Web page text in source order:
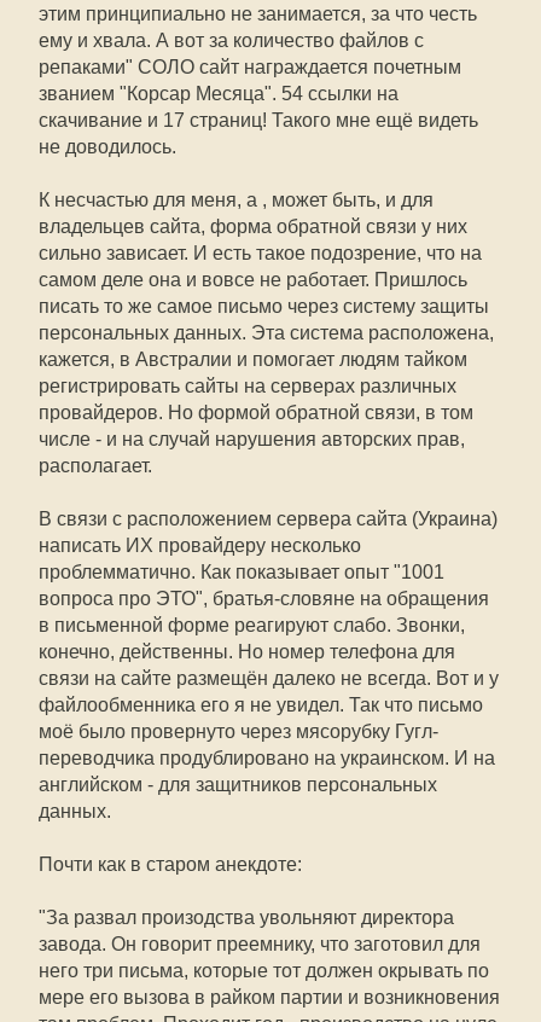
этим принципиально не занимается, за что честь
ему и хвала. А вот за количество файлов с
репаками" СОЛО сайт награждается почетным
званием "Корсар Месяца". 54 ссылки на
скачивание и 17 страниц! Такого мне ещё видеть
не доводилось.
К несчастью для меня, а , может быть, и для
владельцев сайта, форма обратной связи у них
сильно зависает. И есть такое подозрение, что на
самом деле она и вовсе не работает. Пришлось
писать то же самое письмо через систему защиты
персональных данных. Эта система расположена,
кажется, в Австралии и помогает людям тайком
регистрировать сайты на серверах различных
провайдеров. Но формой обратной связи, в том
числе - и на случай нарушения авторских прав,
располагает.
В связи с расположением сервера сайта (Украина)
написать ИХ провайдеру несколько
проблемматично. Как показывает опыт "1001
вопроса про ЭТО", братья-словяне на обращения
в письменной форме реагируют слабо. Звонки,
конечно, действенны. Но номер телефона для
связи на сайте размещён далеко не всегда. Вот и у
файлообменника его я не увидел. Так что письмо
моё было провернуто через мясорубку Гугл-
переводчика продублировано на украинском. И на
английском - для защитников персональных
данных.
Почти как в старом анекдоте:
"За развал произодства увольняют директора
завода. Он говорит преемнику, что заготовил для
него три письма, которые тот должен окрывать по
мере его вызова в райком партии и возникновения